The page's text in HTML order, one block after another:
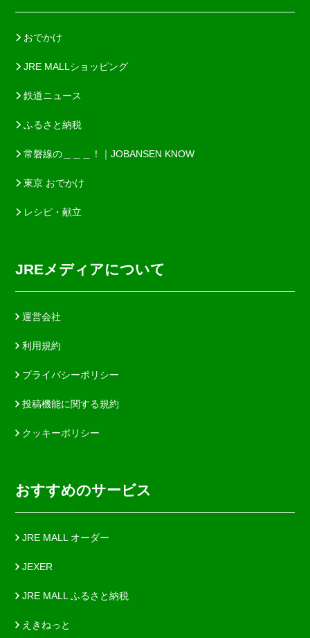
おでかけ
JRE MALLショッピング
鉄道ニュース
ふるさと納税
常磐線の＿＿＿！｜JOBANSEN KNOW
東京 おでかけ
レシピ・献立
JREメディアについて
運営会社
利用規約
プライバシーポリシー
投稿機能に関する規約
クッキーポリシー
おすすめのサービス
JRE MALL オーダー
JEXER
JRE MALL ふるさと納税
えきねっと